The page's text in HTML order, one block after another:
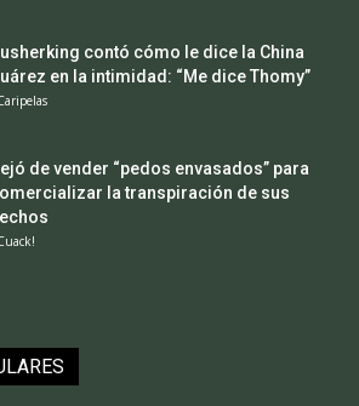
contó cómo le dice la China
en la intimidad: “Me dice Thomy”
de vender “pedos envasados” para
la transpiración de sus